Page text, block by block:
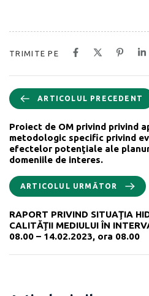
TRIMITE PE
ARTICOLUL PRECEDENT
Proiect de OM privind privind
metodologic specific privind
efectelor potenţiale ale
domeniile de interes.
ARTICOLUL URMĂTOR
RAPORT PRIVIND SITUAŢIA
CALITĂŢII MEDIULUI ÎN
08.00 – 14.02.2023, ora 08.00